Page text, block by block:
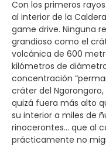
Con los primeros
al interior de la
game drive. Ninguna
grandioso como el
volcánica de 600
kilómetros de
concentración
cráter del
quizá fuera más alto
su interior a miles de
rinocerontes… que al
prácticamente no